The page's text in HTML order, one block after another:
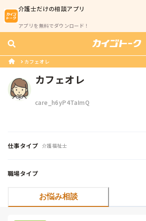
介護士だけの相談アプリ
アプリを無料でダウンロード！
カフェオレ
カフェオレ
care_h6yP4TaImQ
仕事タイプ 介護福祉士
職場タイプ
お悩み相談